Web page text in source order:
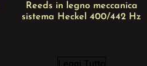
Reeds in legno meccanica
sistema Heckel 400/442 Hz